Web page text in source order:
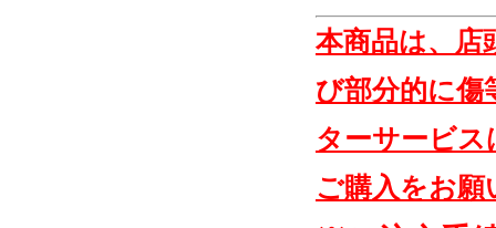
本商品は、店
び部分的に傷
ターサービ
ご購入をお願